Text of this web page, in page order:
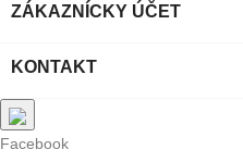
ZÁKAZNÍCKY ÚČET
KONTAKT
Facebook